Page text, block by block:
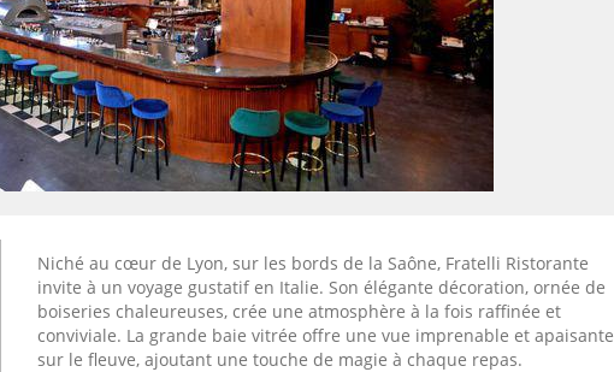
Niché au cœur de Lyon, sur les bords de la Saône, Fratelli Ristorante
invite à un voyage gustatif en Italie. Son élégante décoration, ornée de
boiseries chaleureuses, crée une atmosphère à la fois raffinée et
conviviale. La grande baie vitrée offre une vue imprenable et apaisante
sur le fleuve, ajoutant une touche de magie à chaque repas.